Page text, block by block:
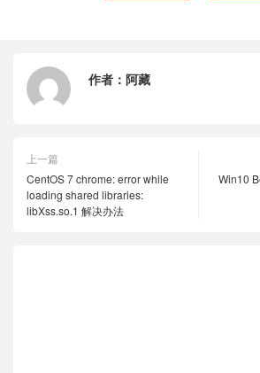
作者： 阿藏
上一篇
CentOS 7 chrome: error while
loading shared libraries:
libXss.so.1 解决办法
Win10